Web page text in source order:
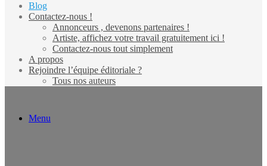
Blog
Contactez-nous !
Annonceurs , devenons partenaires !
Artiste, affichez votre travail gratuitement ici !
Contactez-nous tout simplement
A propos
Rejoindre l’équipe éditoriale ?
Tous nos auteurs
Menu